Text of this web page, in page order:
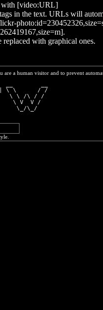
with [video:URL]
tags in the text. URLs will
replaced with graphical ones.
are a human visitor and to prevent
\ \      / /
\ \ /\ / /
\ V  V /
\_/\_/